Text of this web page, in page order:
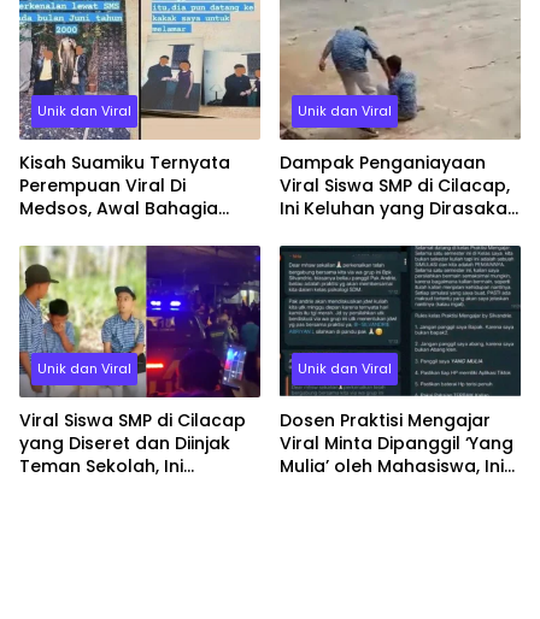
Unik dan Viral
Kisah Suamiku Ternyata
Perempuan Viral Di
Medsos, Awal Bahagia
Unik dan Viral
Dampak Penganiayaan
Viral Siswa SMP di Cilacap,
Ini Keluhan yang Dirasakan
Diinjak
Unik dan Viral
Viral Siswa SMP di Cilacap
yang Diseret dan Diinjak
Teman Sekolah, Ini
Unik dan Viral
Dosen Praktisi Mengajar
Viral Minta Dipanggil ‘Yang
Mulia’ oleh Mahasiswa, Ini